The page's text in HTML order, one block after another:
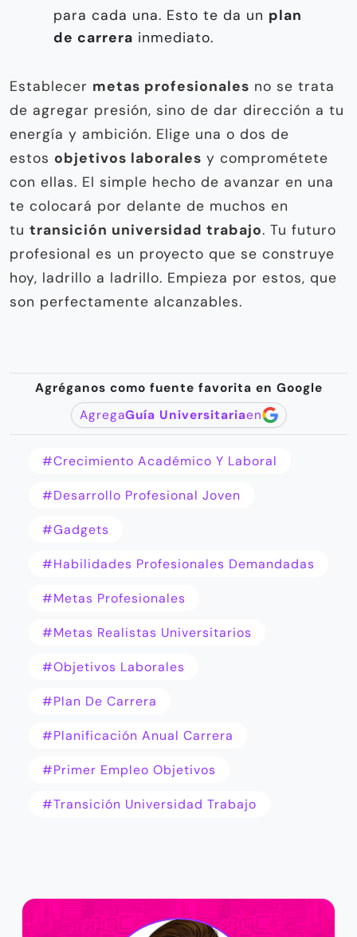
para cada una. Esto te da un plan
de carrera inmediato.
Establecer metas profesionales no se trata
de agregar presión, sino de dar dirección a tu
energía y ambición. Elige una o dos de
estos objetivos laborales y comprométete
con ellas. El simple hecho de avanzar en una
te colocará por delante de muchos en
tu transición universidad trabajo. Tu futuro
profesional es un proyecto que se construye
hoy, ladrillo a ladrillo. Empieza por estos, que
son perfectamente alcanzables.
Agréganos como fuente favorita en Google
AgregaGuía Universitariaen
#crecimiento Académico Y Laboral
#desarrollo Profesional Joven
#gadgets
#habilidades Profesionales Demandadas
#metas Profesionales
#metas Realistas Universitarios
#objetivos Laborales
#plan De Carrera
#planificación Anual Carrera
#primer Empleo Objetivos
#transición Universidad Trabajo